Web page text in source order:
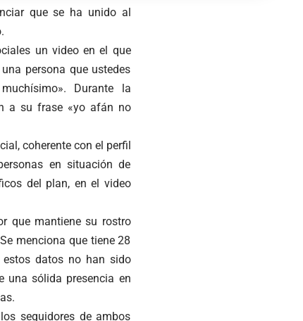
que se ha unido al
un video en el que
persona que ustedes
Durante la
a su frase «yo afán no
coherente con el perfil
en situación de
del plan, en el video
que mantiene su rostro
menciona que tiene 28
estos datos no han sido
una sólida presencia en
seguidores de ambos